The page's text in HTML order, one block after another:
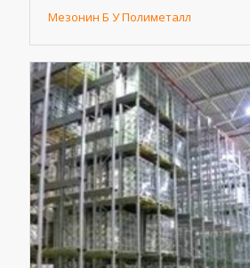
Мезонин Б У Полиметалл